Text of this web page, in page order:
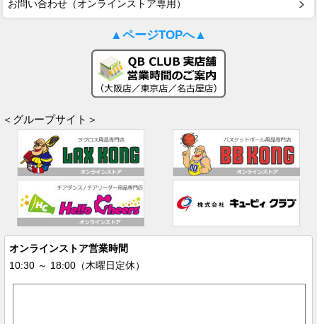
お問い合わせ（オンラインストア専用）
▲ページTOPへ▲
＜グループサイト＞
オンラインストア営業時間
10:30 ～ 18:00（木曜日定休）